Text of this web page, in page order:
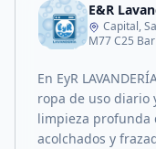
E&R
Capital,
M77 C25
En EyR
ropa de uso diario
limpieza profunda
acolchados y